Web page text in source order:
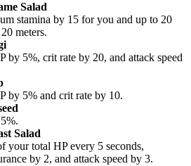
Salad
stamina by 15 for you and up to 20
meters.
by 5%, crit rate by 20, and attack speed
by 5% and crit rate by 10.
Salad
your total HP every 5 seconds,
by 2, and attack speed by 3.